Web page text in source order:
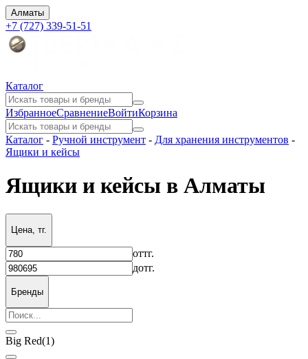
Алматы
+7 (727) 339-51-51
Каталог
ИзбранноеСравнениеВойтиКорзина
Каталог - Ручной инструмент - Для хранения инструментов -
Ящики и кейсы
Ящики и кейсы в Алматы
Цена, тг.
оттг.
дотг.
Бренды
Big Red(1)